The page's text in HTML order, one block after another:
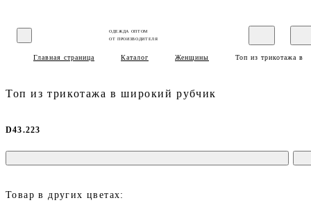
ОДЕЖДА ОПТОМ
ОТ ПРОИЗВОДИТЕЛЯ
Главная страница Каталог Женщины Топ из трикотажа в
Топ из трикотажа в широкий рубчик
D43.223
Товар в других цветах: